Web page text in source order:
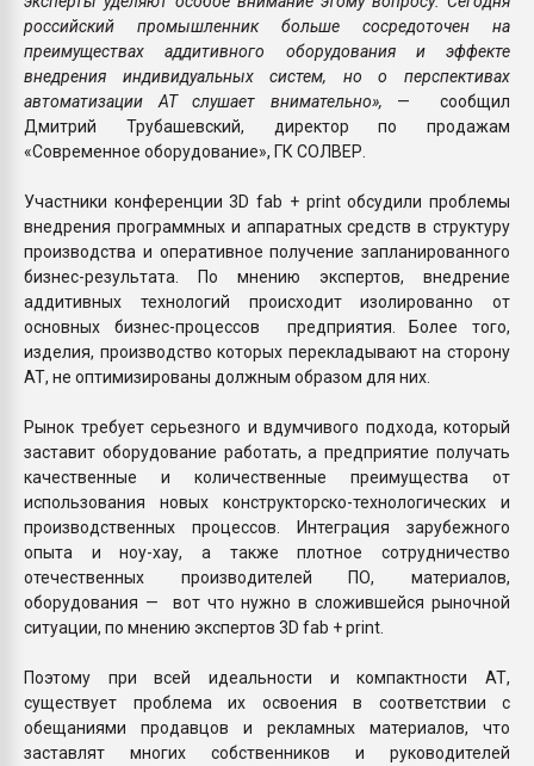
российский промышленник больше сосредоточен на
преимуществах аддитивного оборудования и эффекте
внедрения индивидуальных систем, но о перспективах
автоматизации АТ слушает внимательно», — сообщил
Дмитрий Трубашевский, директор по продажам
«Современное оборудование», ГК СОЛВЕР.
Участники конференции 3D fab + print обсудили проблемы
внедрения программных и аппаратных средств в структуру
производства и оперативное получение запланированного
бизнес-результата. По мнению экспертов, внедрение
аддитивных технологий происходит изолированно от
основных бизнес-процессов предприятия. Более того,
изделия, производство которых перекладывают на сторону
АТ, не оптимизированы должным образом для них.
Рынок требует серьезного и вдумчивого подхода, который
заставит оборудование работать, а предприятие получать
качественные и количественные преимущества от
использования новых конструкторско-технологических и
производственных процессов. Интеграция зарубежного
опыта и ноу-хау, а также плотное сотрудничество
отечественных производителей ПО, материалов,
оборудования — вот что нужно в сложившейся рыночной
ситуации, по мнению экспертов 3D fab + print.
Поэтому при всей идеальности и компактности АТ,
существует проблема их освоения в соответствии с
обещаниями продавцов и рекламных материалов, что
заставлят многих собственников и руководителей